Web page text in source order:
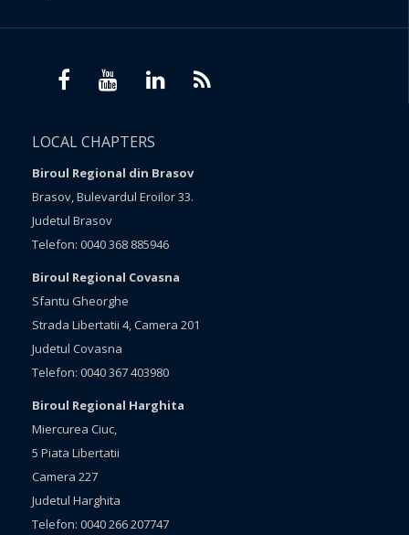
LOCAL CHAPTERS
Biroul Regional din Brasov
Brasov, Bulevardul Eroilor 33.
Judetul Brasov
Telefon: 0040 368 885946
Biroul Regional Covasna
Sfantu Gheorghe
Strada Libertatii 4, Camera 201
Judetul Covasna
Telefon: 0040 367 403980
Biroul Regional Harghita
Miercurea Ciuc,
5 Piata Libertatii
Camera 227
Judetul Harghita
Telefon: 0040 266 207747